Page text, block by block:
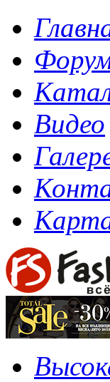
Видео